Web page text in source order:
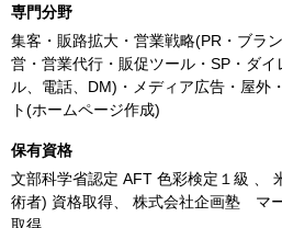
専門分野
集客・販路拡大・営業戦略(PR・ブラ
営・営業代行・販促ツール・SP・ダ
ル、電話、DM)・メディア広告・屋
ト(ホームページ作成)
保有資格
文部科学省認定 AFT 色彩検定１級 、
術者) 資格取得、 株式会社企画塾 マ